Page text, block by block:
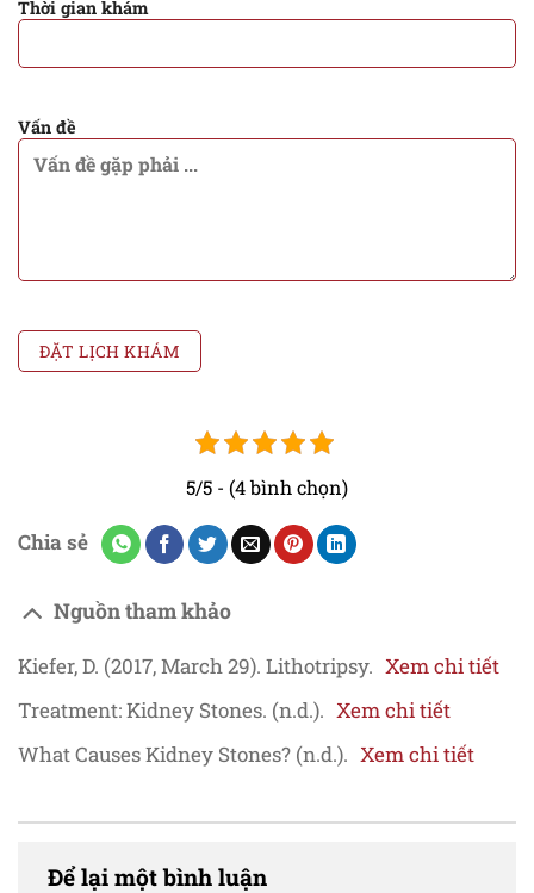
Thời gian khám
Vấn đề
5/5 - (4 bình chọn)
Chia sẻ
Nguồn tham khảo
Kiefer, D. (2017, March 29). Lithotripsy. Xem chi tiết
Treatment: Kidney Stones. (n.d.). Xem chi tiết
What Causes Kidney Stones? (n.d.). Xem chi tiết
Để lại một bình luận